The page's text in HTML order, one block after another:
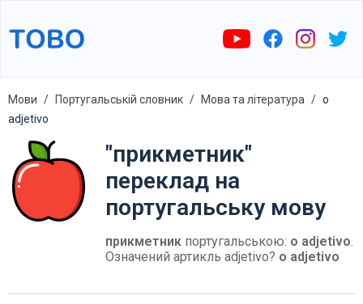
Мови Португальській словник Мова та література
o
adjetivo
"прикметник"
переклад на
португальську мову
прикметник португальською: o adjetivo.
Означений артикль adjetivo? o adjetivo